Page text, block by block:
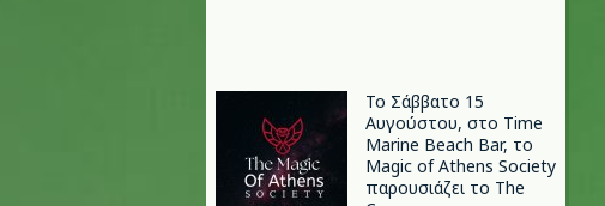
Το Σάββατο 15
Αυγούστου, στο Time
Marine Beach Bar, το
Magic of Athens Society
παρουσιάζει το The